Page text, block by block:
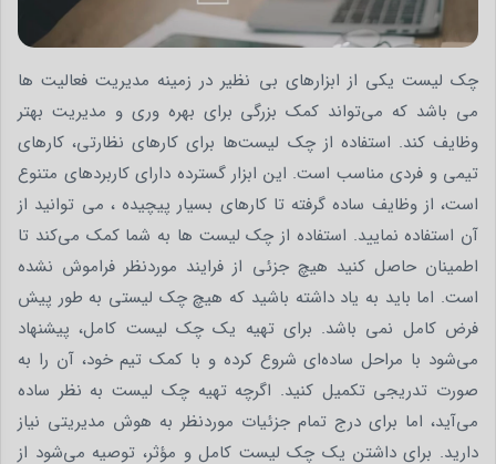
چک لیست یکی از ابزارهای بی‌ نظیر در زمینه مدیریت فعالیت‌ ها
می باشد که می‌تواند کمک بزرگی برای بهره وری و مدیریت بهتر
وظایف کند. استفاده از چک لیست‌ها برای کارهای نظارتی، کارهای
تیمی و فردی مناسب است. این ابزار گسترده‌ دارای کاربردهای متنوع
است، از وظایف ساده گرفته تا کارهای بسیار پیچیده ، می توانید از
آن استفاده نمایید. استفاده از چک لیست ‌ها به شما کمک می‌کند تا
اطمینان حاصل کنید هیچ جزئی از فرایند موردنظر فراموش نشده
است. اما باید به یاد داشته باشید که هیچ چک لیستی به طور پیش
فرض کامل نمی باشد. برای تهیه یک چک لیست کامل، پیشنهاد
می‌شود با مراحل ساده‌ای شروع کرده و با کمک تیم خود، آن را به‌
صورت تدریجی تکمیل کنید. اگرچه تهیه چک لیست به نظر ساده
می‌آید، اما برای درج تمام جزئیات موردنظر به هوش مدیریتی نیاز
دارید. برای داشتن یک چک لیست کامل و مؤثر، توصیه می‌شود از